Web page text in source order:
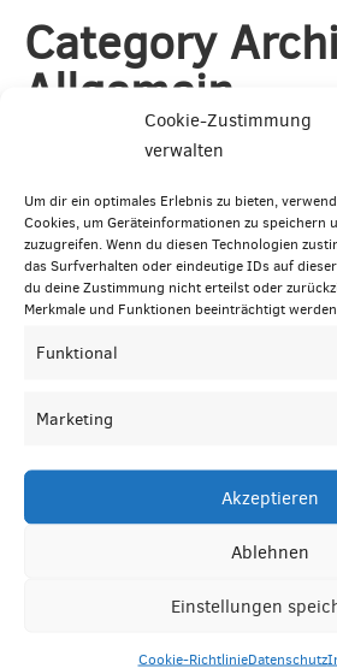
Cookie-Zustimmung
verwalten
Um dir ein optimales Erlebnis zu bieten,
Cookies, um Geräteinformationen zu speichern
zuzugreifen. Wenn du diesen Technologien
das Surfverhalten oder eindeutige IDs auf
du deine Zustimmung nicht erteilst oder
Merkmale und Funktionen beeinträchtigt
Funktional
Marketing
Akzeptieren
Ablehnen
Einstellungen
Cookie-RichtlinieDatenschutz
Category
Allgemein
Hallo Welt!
Posted on 31. August 2015 by
Willkommen zur deutschen
WordPress. Dies ist der erste
ihn bearbeiten oder löschen.
Pluginbereich und aktiviere die
nichts wie ran ans Bloggen!
Physiotherapie Schmellentin
Akazienstr. 6